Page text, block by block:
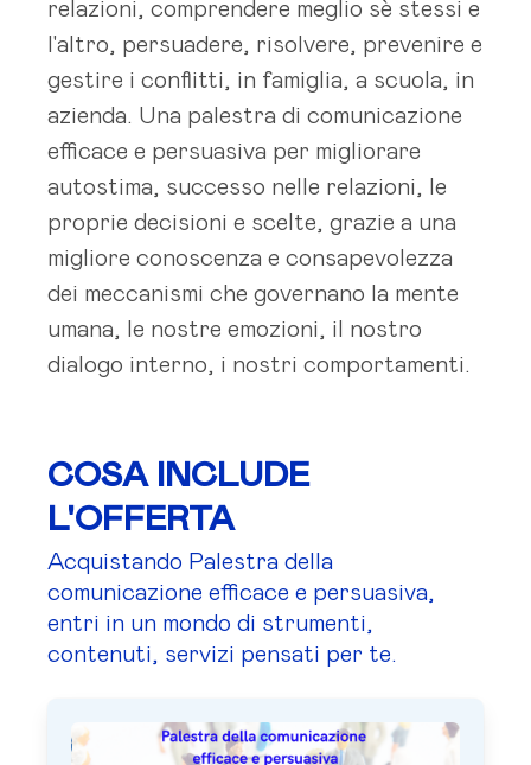
relazioni, comprendere meglio sè stessi e
l'altro, persuadere, risolvere, prevenire e
gestire i conflitti, in famiglia, a scuola, in
azienda. Una palestra di comunicazione
efficace e persuasiva per migliorare
autostima, successo nelle relazioni, le
proprie decisioni e scelte, grazie a una
migliore conoscenza e consapevolezza
dei meccanismi che governano la mente
umana, le nostre emozioni, il nostro
dialogo interno, i nostri comportamenti.
COSA INCLUDE
L'OFFERTA
Acquistando Palestra della
comunicazione efficace e persuasiva,
entri in un mondo di strumenti,
contenuti, servizi pensati per te.